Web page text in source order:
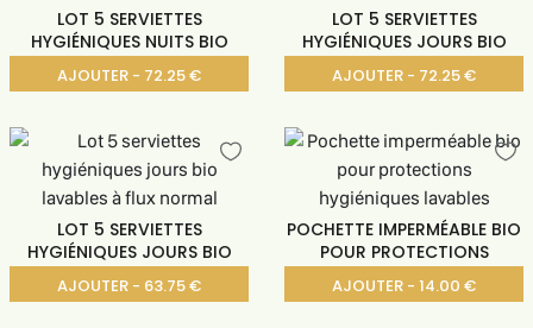
LOT 5 SERVIETTES
HYGIÉNIQUES NUITS BIO
AJOUTER - 72.25 €
LOT 5 SERVIETTES
HYGIÉNIQUES JOURS BIO
AJOUTER - 72.25 €
LOT 5 SERVIETTES
HYGIÉNIQUES JOURS BIO
AJOUTER - 63.75 €
POCHETTE IMPERMÉABLE BIO
POUR PROTECTIONS
AJOUTER - 14.00 €